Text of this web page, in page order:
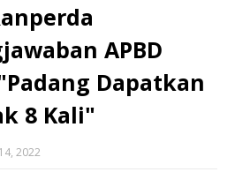
APBD
Dapatkan
8 Kali"
2022